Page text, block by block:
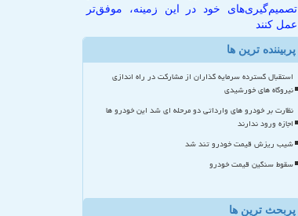
تصمیم‌گیری‌های خود در این زمینه، موفق‌تر
عمل کنند
پربیننده ترین ها
استقبال گسترده سرمایه گذاران از مشارکت در راه اندازی
نیروگاه های خورشیدی
نظارت بر خودرو های وارداتی دو مرحله ای شد این خودرو ها
اجازه ورود ندارند
شیب ریزش قیمت خودرو تند شد
سقوط سنگین قیمت خودرو
پربحث ترین ها